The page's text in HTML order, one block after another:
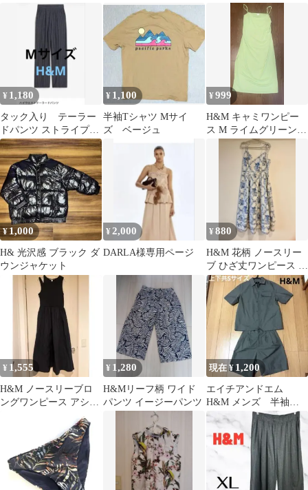
XXL エイチアンドエム
ー
ツXLサイズ
¥ 1,180
タック入り テーラー
ドパンツ ストライプ
《★最終値下げ価格》
¥ 1,100
半袖Tシャツ Mサイ
ズ ベージュ
¥999
H&M キャミワンピー
ス M ライムグリーン
サイドスリット ロング
ワンピース
¥1,000
H& 光沢感 ブラック ダ
ウンジャケット
¥2,000
DARLA様専用ページ
¥880
H&M 花柄 ノースリー
ブ ひざ丈ワンピース ブ
ルー ホワイト
¥ 1,555
H&M ノースリーブロ
ングワンピース アシン
メトリー Sブラック
¥ 1,280
H&Mリーフ柄 ワイド
パンツ イージーパンツ
現在 ¥ 1,200
エイチアンドエム
H&M メンズ 半袖セ
ットアップ オリーブ
カーキ 上下Sサイズ